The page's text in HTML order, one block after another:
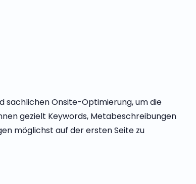
sachlichen Onsite-Optimierung, um die
gezielt Keywords, Metabeschreibungen
möglichst auf der ersten Seite zu